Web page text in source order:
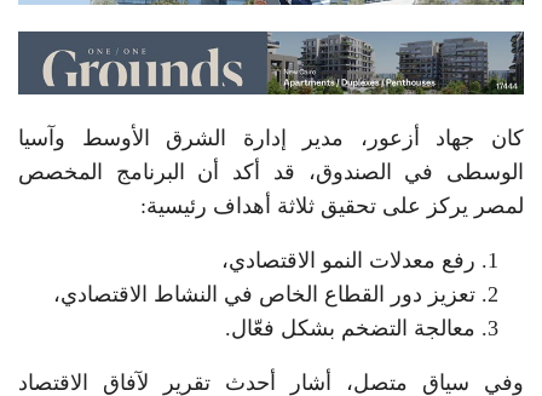
كان جهاد أزعور، مدير إدارة الشرق الأوسط وآسيا
الوسطى في الصندوق، قد أكد أن البرنامج المخصص
لمصر يركز على تحقيق ثلاثة أهداف رئيسية:
رفع معدلات النمو الاقتصادي،
تعزيز دور القطاع الخاص في النشاط الاقتصادي،
معالجة التضخم بشكل فعّال.
وفي سياق متصل، أشار أحدث تقرير لآفاق الاقتصاد